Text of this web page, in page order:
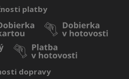
platby
dopravy